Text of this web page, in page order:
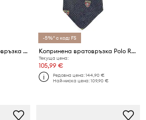
Polo Ralph Lauren вратовръзка мъжка от коприна
-5%* с код: FS
Копринена вратовръзка Polo Ralph Lauren
Текуща цена:
105,99 €
Редовна цена:144,90 €
Най-ниска цена:109,90 €